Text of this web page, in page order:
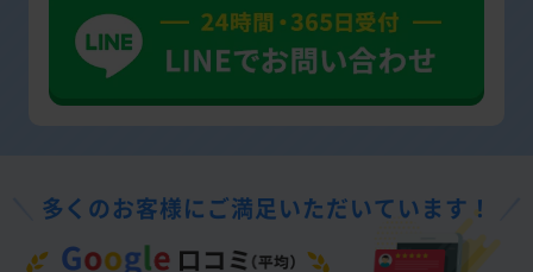
多くのお客様にご満足いただいています！